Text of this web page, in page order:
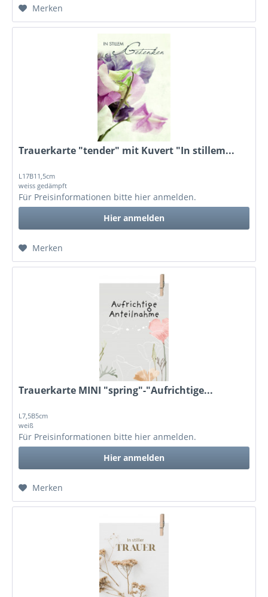
Merken
Trauerkarte "tender" mit Kuvert "In stillem...
L17B11,5cm
weiss gedämpft
Für Preisinformationen bitte hier anmelden.
Hier anmelden
Merken
Trauerkarte MINI "spring"-"Aufrichtige...
L7,5B5cm
weiß
Für Preisinformationen bitte hier anmelden.
Hier anmelden
Merken